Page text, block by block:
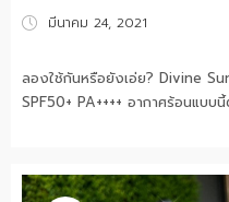
Posted
มีนาคม 24, 2021
ลองใช้กันหรือยังเอ่ย? Divine
SPF50+ PA++++ อากาศร้อนแบ